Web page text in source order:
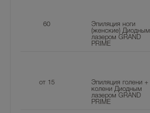
60
Эпиляция ноги
(женские) Диодным
лазером GRAND
PRIME
от 15
Эпиляция голени +
колени Диодным
лазером GRAND
PRIME